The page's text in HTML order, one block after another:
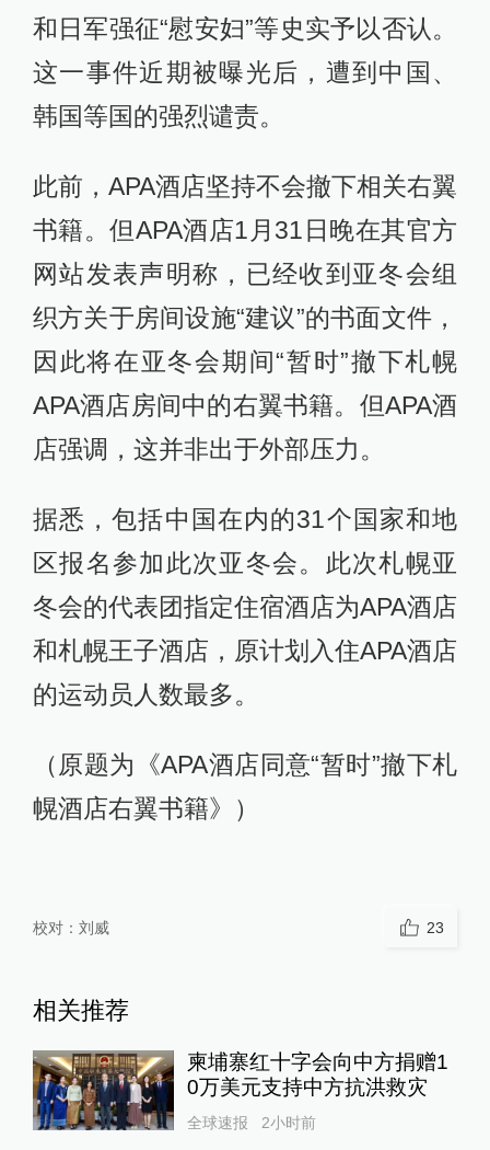
和日军强征“慰安妇”等史实予以否认。
这一事件近期被曝光后，遭到中国、
韩国等国的强烈谴责。
此前，APA酒店坚持不会撤下相关右翼
书籍。但APA酒店1月31日晚在其官方
网站发表声明称，已经收到亚冬会组
织方关于房间设施“建议”的书面文件，
因此将在亚冬会期间“暂时”撤下札幌
APA酒店房间中的右翼书籍。但APA酒
店强调，这并非出于外部压力。
据悉，包括中国在内的31个国家和地
区报名参加此次亚冬会。此次札幌亚
冬会的代表团指定住宿酒店为APA酒店
和札幌王子酒店，原计划入住APA酒店
的运动员人数最多。
（原题为《APA酒店同意“暂时”撤下札
幌酒店右翼书籍》）
校对： 刘威 23
相关推荐
柬埔寨红十字会向中方捐赠1
0万美元支持中方抗洪救灾
全球速报 2小时前